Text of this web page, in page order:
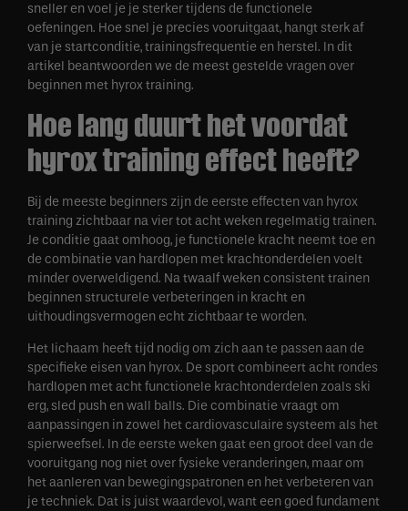
sneller en voel je je sterker tijdens de functionele
oefeningen. Hoe snel je precies vooruitgaat, hangt sterk af
van je startconditie, trainingsfrequentie en herstel. In dit
artikel beantwoorden we de meest gestelde vragen over
beginnen met hyrox training.
Hoe lang duurt het voordat
hyrox training effect heeft?
Bij de meeste beginners zijn de eerste effecten van hyrox
training zichtbaar na vier tot acht weken regelmatig trainen.
Je conditie gaat omhoog, je functionele kracht neemt toe en
de combinatie van hardlopen met krachtonderdelen voelt
minder overweldigend. Na twaalf weken consistent trainen
beginnen structurele verbeteringen in kracht en
uithoudingsvermogen echt zichtbaar te worden.
Het lichaam heeft tijd nodig om zich aan te passen aan de
specifieke eisen van hyrox. De sport combineert acht rondes
hardlopen met acht functionele krachtonderdelen zoals ski
erg, sled push en wall balls. Die combinatie vraagt om
aanpassingen in zowel het cardiovasculaire systeem als het
spierweefsel. In de eerste weken gaat een groot deel van de
vooruitgang nog niet over fysieke veranderingen, maar om
het aanleren van bewegingspatronen en het verbeteren van
je techniek. Dat is juist waardevol, want een goed fundament